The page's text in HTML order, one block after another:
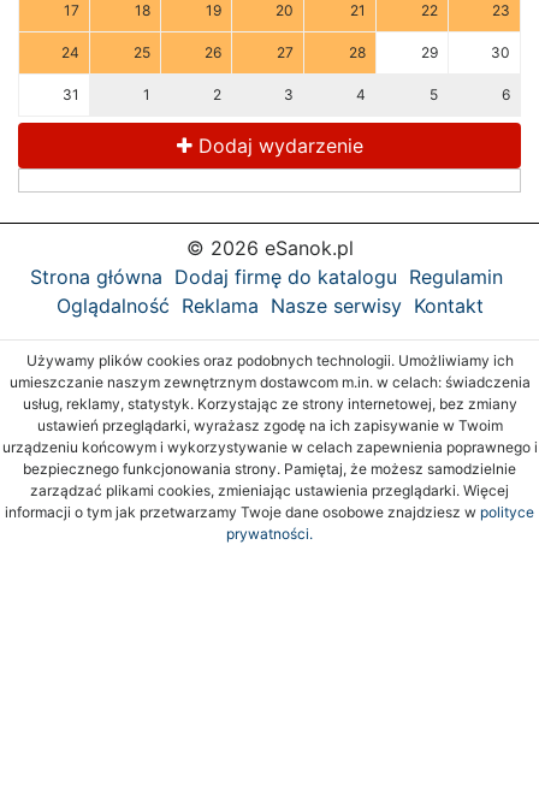
17 18 19 20 21 22 23
24 25 26 27 28 29 30
31 1 2 3 4 5 6
Dodaj wydarzenie
© 2026 eSanok.pl
Strona główna Dodaj firmę do katalogu Regulamin
Oglądalność Reklama Nasze serwisy Kontakt
Używamy plików cookies oraz podobnych technologii. Umożliwiamy ich
umieszczanie naszym zewnętrznym dostawcom m.in. w celach: świadczenia
usług, reklamy, statystyk. Korzystając ze strony internetowej, bez zmiany
ustawień przeglądarki, wyrażasz zgodę na ich zapisywanie w Twoim
urządzeniu końcowym i wykorzystywanie w celach zapewnienia poprawnego i
bezpiecznego funkcjonowania strony. Pamiętaj, że możesz samodzielnie
zarządzać plikami cookies, zmieniając ustawienia przeglądarki. Więcej
informacji o tym jak przetwarzamy Twoje dane osobowe znajdziesz w polityce
prywatności.